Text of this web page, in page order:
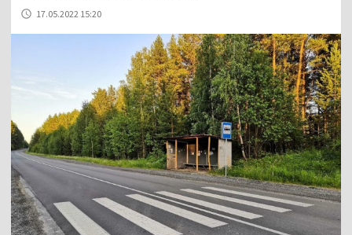
17.05.2022 15:20